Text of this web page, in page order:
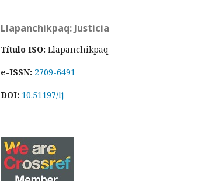
Llapanchikpaq: Justicia
Título ISO: Llapanchikpaq
e-ISSN: 2709-6491
DOI: 10.51197/lj